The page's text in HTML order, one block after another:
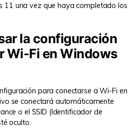
11 una vez que haya completado los
la configuración
Wi-Fi en Windows
para conectarse a Wi-Fi en
se conectará automáticamente
o el SSID (Identificador de
oculto.